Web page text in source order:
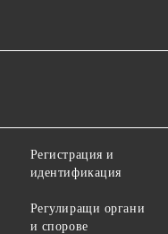
Регистрация и
идентификация
Регулиращи органи
и спорове